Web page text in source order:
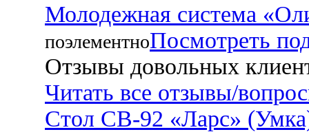
Молодежная система
поэлементноПосмотреть
Отзывы довольных
Читать все отзывы/
Стол СВ-92 «Ларс»